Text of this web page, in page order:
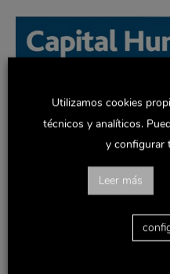
Utilizamos cookies
técnicos y analíticos.
y configurar
Leer más